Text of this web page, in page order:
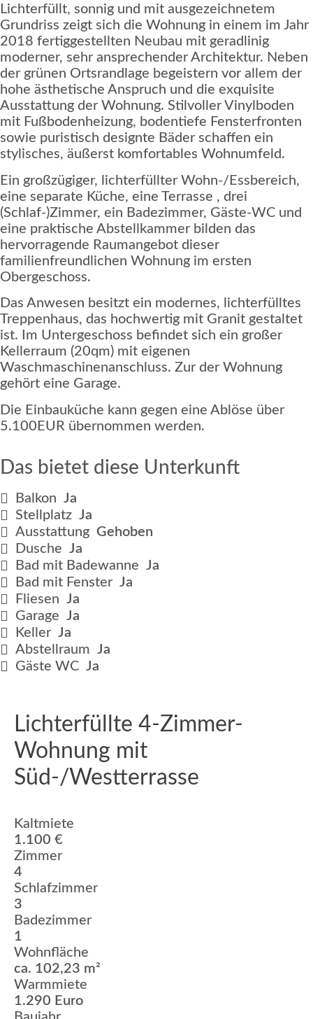
Lichterfüllt, sonnig und mit ausgezeichnetem
Grundriss zeigt sich die Wohnung in einem im Jahr
2018 fertiggestellten Neubau mit geradlinig
moderner, sehr ansprechender Architektur. Neben
der grünen Ortsrandlage begeistern vor allem der
hohe ästhetische Anspruch und die exquisite
Ausstattung der Wohnung. Stilvoller Vinylboden
mit Fußbodenheizung, bodentiefe Fensterfronten
sowie puristisch designte Bäder schaffen ein
stylisches, äußerst komfortables Wohnumfeld.
Ein großzügiger, lichterfüllter Wohn-/Essbereich,
eine separate Küche, eine Terrasse , drei
(Schlaf-)Zimmer, ein Badezimmer, Gäste-WC und
eine praktische Abstellkammer bilden das
hervorragende Raumangebot dieser
familienfreundlichen Wohnung im ersten
Obergeschoss.
Das Anwesen besitzt ein modernes, lichterfülltes
Treppenhaus, das hochwertig mit Granit gestaltet
ist. Im Untergeschoss befindet sich ein großer
Kellerraum (20qm) mit eigenen
Waschmaschinenanschluss. Zur der Wohnung
gehört eine Garage.
Die Einbauküche kann gegen eine Ablöse über
5.100EUR übernommen werden.
Das bietet diese Unterkunft
Balkon Ja
Stellplatz Ja
Ausstattung Gehoben
Dusche Ja
Bad mit Badewanne Ja
Bad mit Fenster Ja
Fliesen Ja
Garage Ja
Keller Ja
Abstellraum Ja
Gäste WC Ja
Lichterfüllte 4-Zimmer-
Wohnung mit
Süd-/Westterrasse
Kaltmiete
1.100 €
Zimmer
4
Schlafzimmer
3
Badezimmer
1
Wohnfläche
ca. 102,23 m²
Warmmiete
1.290 Euro